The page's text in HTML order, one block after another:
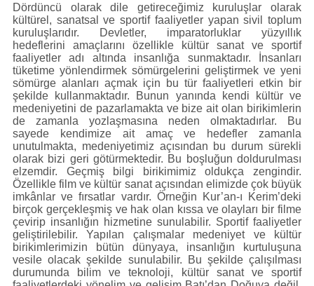
Dördüncü olarak dile getireceğimiz kuruluşlar olarak
kültürel, sanatsal ve sportif faaliyetler yapan sivil toplum
kuruluşlarıdır. Devletler, imparatorluklar yüzyıllık
hedeflerini amaçlarını özellikle kültür sanat ve sportif
faaliyetler adı altında insanlığa sunmaktadır. İnsanları
tüketime yönlendirmek sömürgelerini geliştirmek ve yeni
sömürge alanları açmak için bu tür faaliyetleri etkin bir
şekilde kullanmaktadır. Bunun yanında kendi kültür ve
medeniyetini de pazarlamakta ve bize ait olan birikimlerin
de zamanla yozlaşmasına neden olmaktadırlar. Bu
sayede kendimize ait amaç ve hedefler zamanla
unutulmakta, medeniyetimiz açısından bu durum sürekli
olarak bizi geri götürmektedir. Bu boşluğun doldurulması
elzemdir. Geçmiş bilgi birikimimiz oldukça zengindir.
Özellikle film ve kültür sanat açısından elimizde çok büyük
imkânlar ve fırsatlar vardır. Örneğin Kur’an-ı Kerim’deki
birçok gerçekleşmiş ve hak olan kıssa ve olayları bir filme
çevirip insanlığın hizmetine sunulabilir. Sportif faaliyetler
geliştirilebilir. Yapılan çalışmalar medeniyet ve kültür
birikimlerimizin bütün dünyaya, insanlığın kurtuluşuna
vesile olacak şekilde sunulabilir. Bu şekilde çalışılması
durumunda bilim ve teknoloji, kültür sanat ve sportif